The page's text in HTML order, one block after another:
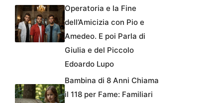
Operatoria e la Fine
dell’Amicizia con Pio e
Amedeo. E poi Parla di
Giulia e del Piccolo
Edoardo Lupo
Bambina di 8 Anni Chiama
il 118 per Fame: Familiari